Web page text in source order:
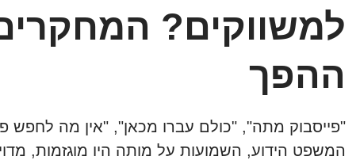
למשווקים?
ההפך
"פייסבוק מתה", "כולם עברו מכאן", "אין מה
המשפט הידוע, השמועות על מותה היו מוגזמות,